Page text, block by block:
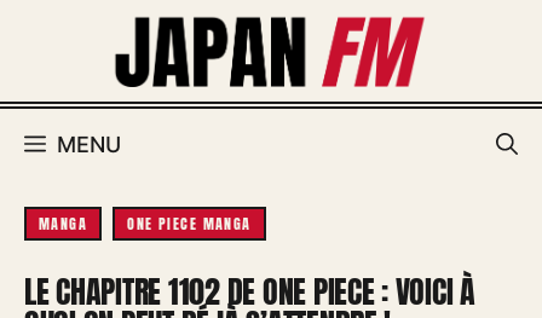
MENU
MANGA ONE PIECE MANGA
LE CHAPITRE 1102 DE ONE PIECE : VOICI À